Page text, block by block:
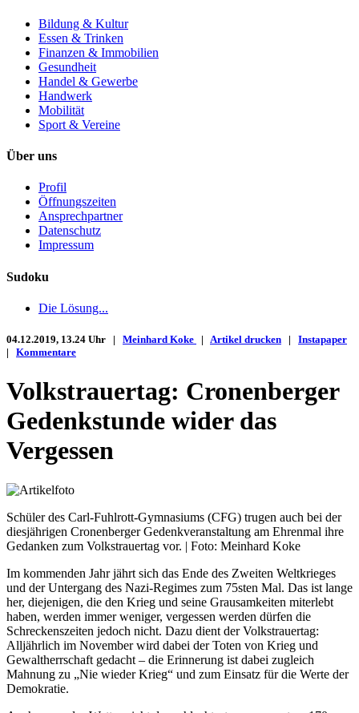
Bildung & Kultur
Essen & Trinken
Finanzen & Immobilien
Gesundheit
Handel & Gewerbe
Handwerk
Mobilität
Sport & Vereine
Über uns
Profil
Öffnungszeiten
Ansprechpartner
Datenschutz
Impressum
Sudoku
Die Lösung...
04.12.2019, 13.24 Uhr | Meinhard Koke | Artikel drucken | Instapaper
| Kommentare
Volkstrauertag: Cronenberger
Gedenkstunde wider das
Vergessen
Schüler des Carl-Fuhlrott-Gymnasiums (CFG) trugen auch bei der
diesjährigen Cronenberger Gedenkveranstaltung am Ehrenmal ihre
Gedanken zum Volkstrauertag vor. | Foto: Meinhard Koke
Im kommenden Jahr jährt sich das Ende des Zweiten Weltkrieges
und der Untergang des Nazi-Regimes zum 75sten Mal. Das ist lange
her, diejenigen, die den Krieg und seine Grausamkeiten miterlebt
haben, werden immer weniger, vergessen werden dürfen die
Schreckenszeiten jedoch nicht. Dazu dient der Volkstrauertag:
Alljährlich im November wird dabei der Toten von Krieg und
Gewaltherrschaft gedacht – die Erinnerung ist dabei zugleich
Mahnung zu „Nie wieder Krieg“ und zum Einsatz für die Werte der
Demokratie.